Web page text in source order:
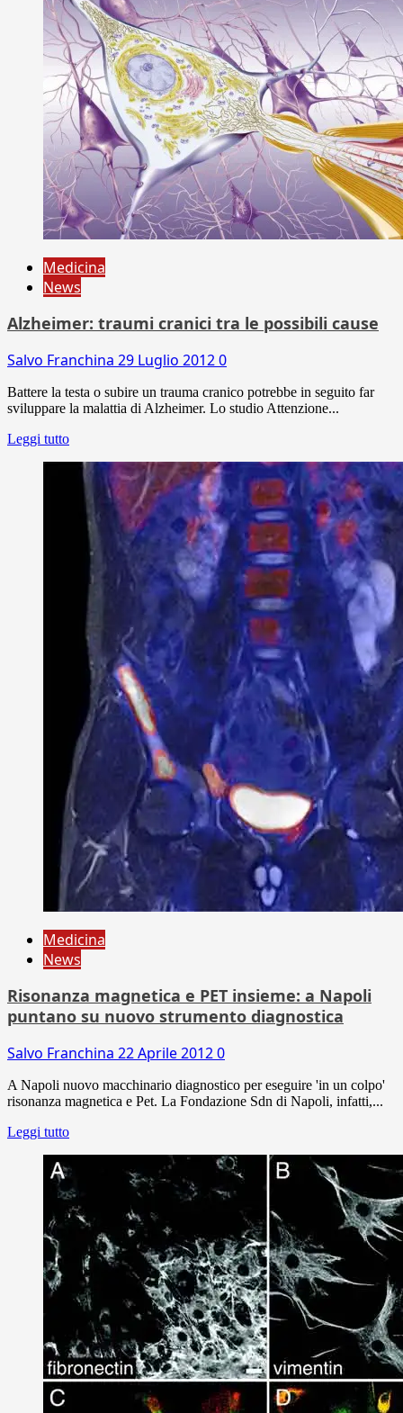
Medicina
News
Alzheimer: traumi cranici tra le possibili cause
Salvo Franchina 29 Luglio 20120
Battere la testa o subire un trauma cranico potrebbe in seguito far
sviluppare la malattia di Alzheimer. Lo studio Attenzione...
Leggi tutto
Medicina
News
Risonanza magnetica e PET insieme: a Napoli
puntano su nuovo strumento diagnostica
Salvo Franchina 22 Aprile 20120
A Napoli nuovo macchinario diagnostico per eseguire 'in un colpo'
risonanza magnetica e Pet. La Fondazione Sdn di Napoli, infatti,...
Leggi tutto